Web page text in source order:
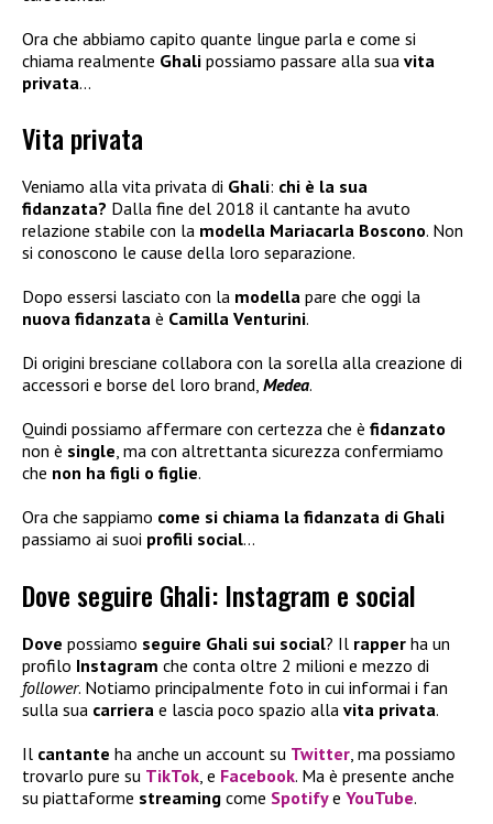
Ora che abbiamo capito quante lingue parla e come si
chiama realmente Ghali possiamo passare alla sua vita
privata…
Vita privata
Veniamo alla vita privata di Ghali: chi è la sua
fidanzata? Dalla fine del 2018 il cantante ha avuto
relazione stabile con la modella Mariacarla Boscono. Non
si conoscono le cause della loro separazione.
Dopo essersi lasciato con la modella pare che oggi la
nuova fidanzata è Camilla Venturini.
Di origini bresciane collabora con la sorella alla creazione di
accessori e borse del loro brand, Medea.
Quindi possiamo affermare con certezza che è fidanzato
non è single, ma con altrettanta sicurezza confermiamo
che non ha figli o figlie.
Ora che sappiamo come si chiama la fidanzata di Ghali
passiamo ai suoi profili social…
Dove seguire Ghali: Instagram e social
Dove possiamo seguire Ghali sui social? Il rapper ha un
profilo Instagram che conta oltre 2 milioni e mezzo di
follower. Notiamo principalmente foto in cui informai i fan
sulla sua carriera e lascia poco spazio alla vita privata.
Il cantante ha anche un account su Twitter , ma possiamo
trovarlo pure su TikTok , e Facebook. Ma è presente anche
su piattaforme streaming come Spotifye YouTube.